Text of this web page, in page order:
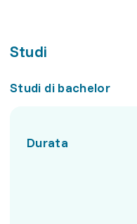
Studi
Studi di bachelor
Durata